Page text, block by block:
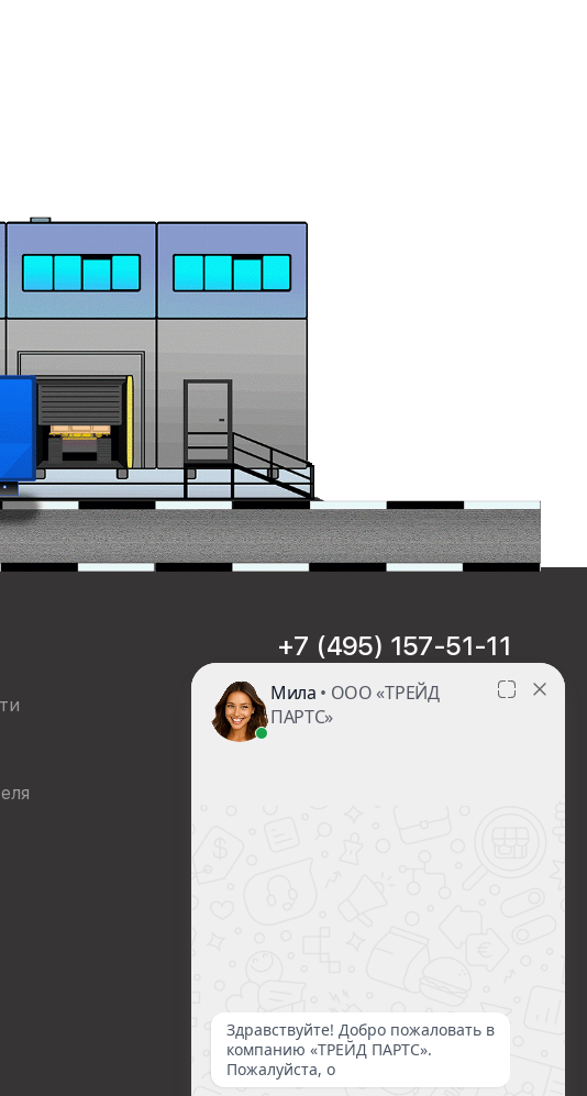
+7 (495) 157-51-11
sales@trade-part.ru